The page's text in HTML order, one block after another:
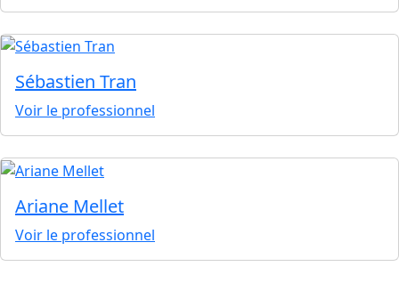
Sébastien Tran
Voir le professionnel
Ariane Mellet
Voir le professionnel